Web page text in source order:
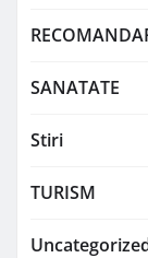
SANATATE
Stiri
TURISM